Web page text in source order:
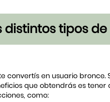
tipos de
convertís en usuario bronce.
que obtendrás es tener
como: